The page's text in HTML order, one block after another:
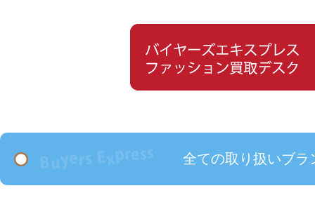
全ての取り扱いブラ